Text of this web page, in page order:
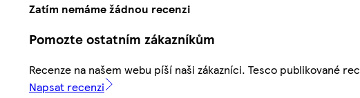
Zatím nemáme žádnou recenzi
Pomozte ostatním zákazníkům
Recenze na našem webu píší naši zákazníci. Tesco publikované
Napsat recenzi